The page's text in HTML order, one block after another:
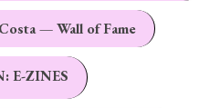
— Wall of Fame
E-ZINES